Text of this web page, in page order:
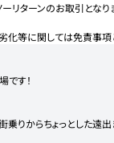
ターンのお取引となり
等に関しては免責事項
です！
りからちょっとした遠